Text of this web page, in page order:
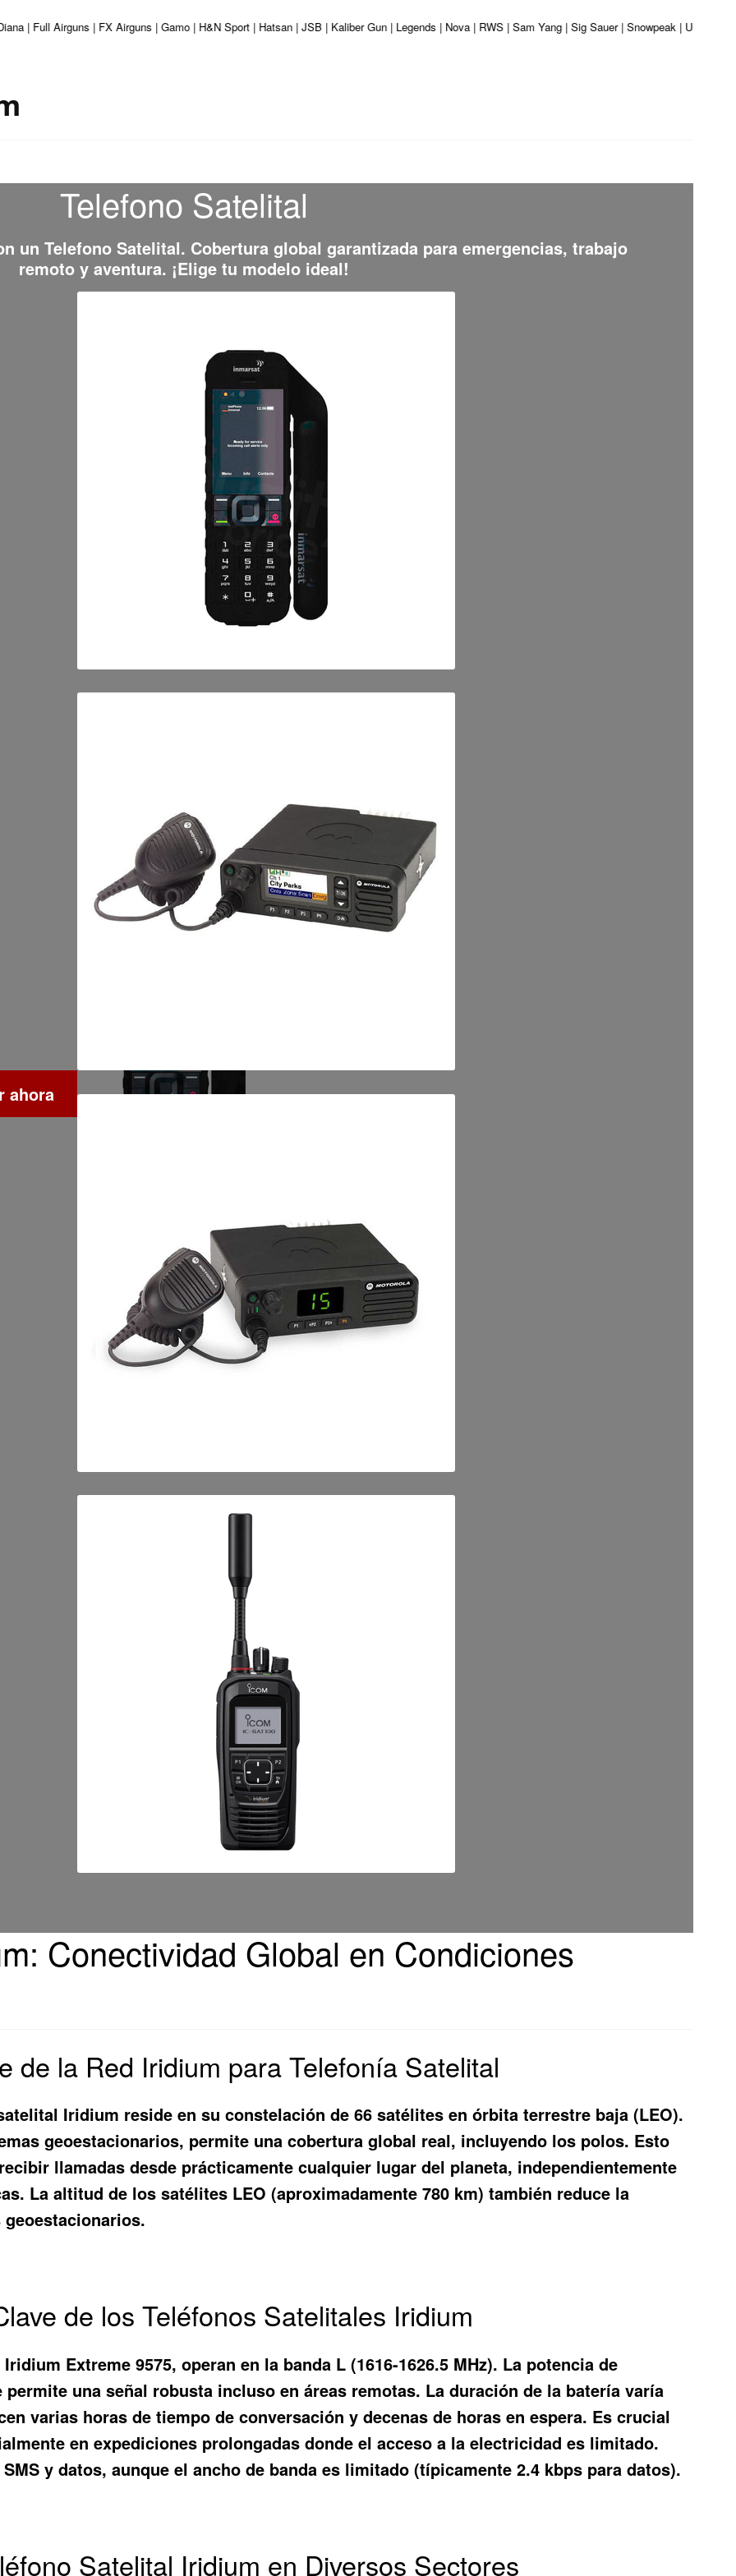
Airguns | FX Airguns | Gamo | H&N Sport | Hatsan | JSB | Kaliber Gun | Legends | Nova | RWS | Sam Yang | Sig Sauer | Snowpeak | Umarex |
Telefono Satelital
un Telefono Satelital. Cobertura global garantizada para emergencias, trabajo
remoto y aventura. ¡Elige tu modelo ideal!
ahora
Conectividad Global en Condiciones
de la Red Iridium para Telefonía Satelital
Iridium reside en su constelación de 66 satélites en órbita terrestre baja (LEO).
geoestacionarios, permite una cobertura global real, incluyendo los polos. Esto
llamadas desde prácticamente cualquier lugar del planeta, independientemente
La altitud de los satélites LEO (aproximadamente 780 km) también reduce la
de los Teléfonos Satelitales Iridium
Extreme 9575, operan en la banda L (1616-1626.5 MHz). La potencia de
una señal robusta incluso en áreas remotas. La duración de la batería varía
varias horas de tiempo de conversación y decenas de horas en espera. Es crucial
en expediciones prolongadas donde el acceso a la electricidad es limitado.
y datos, aunque el ancho de banda es limitado (típicamente 2.4 kbps para datos).
Satelital Iridium en Diversos Sectores